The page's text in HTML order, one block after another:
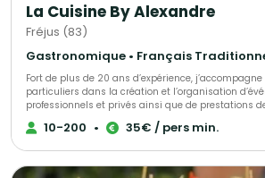
La Cuisine By Alexandre
Fréjus (83)
Fort de plus de 20 ans d’expérience,
particuliers dans la création et l’organisation
professionnels et privés ainsi que de prestations
le Var et les Alpes-Maritimes, notamment à
Raphaël, Saint-Tropez et Sainte-Maxime, à travers
domicile, ainsi que la livraison de plateaux repas
10-200 • 35€ / pers min.